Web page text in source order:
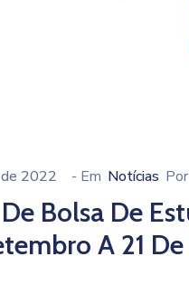
2022 - Em Notícias Por
Bolsa De
A 21